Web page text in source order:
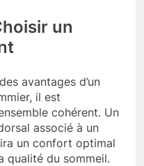
un
avantages d’un
il est
cohérent. Un
associé à un
un confort optimal
qualité du sommeil.